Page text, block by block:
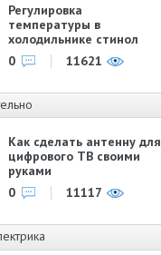
Регулировка
температуры в
холодильнике стинол
0
11621
Как сделать антенну для
цифрового ТВ своими
руками
0
11117